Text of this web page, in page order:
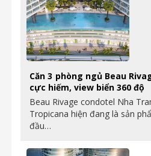
Căn 3 phòng ngủ Beau
cực hiếm, view biển 360 độ
Beau Rivage condotel Nha
Tropicana hiện đang là sản
đầu…